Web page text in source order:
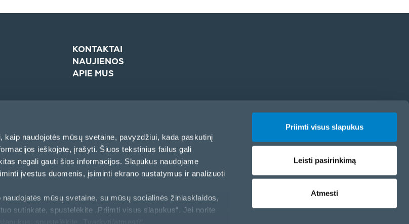
kaip naudojotės mūsų svetaine, pavyzdžiui, kada paskutinį
ieškojote, įrašyti. Šiuos tekstinius failus gali
negali gauti šios informacijos. Slapukus naudojame
įvestus duomenis, įsiminti ekrano nustatymus ir analizuoti
mūsų svetaine, su mūsų socialinės žiniasklaidos,
sutinkate, spustelėkite „Priimti visus slapukus“. Jei norite
Priimti visus slapukus
Leisti pasirinkimą
Atmesti
KONTAKTAI
NAUJIENOS
APIE MUS